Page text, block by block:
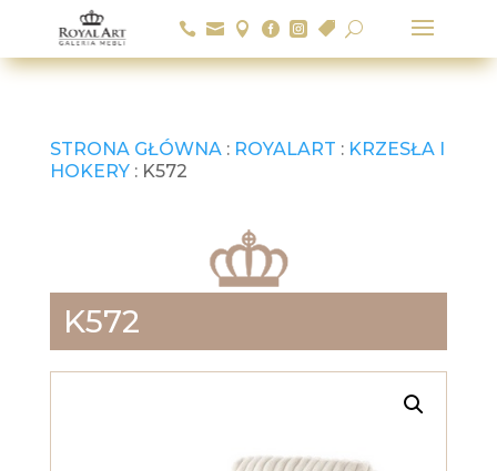
      U
STRONA GŁÓWNA: ROYALART : KRZESŁA I
HOKERY: K572
K572